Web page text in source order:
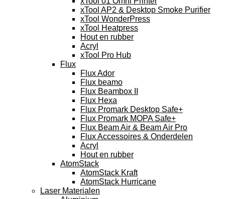
xTool AP2 & Desktop Smoke Purifier
xTool WonderPress
xTool Heatpress
Hout en rubber
Acryl
xTool Pro Hub
Flux
Flux Ador
Flux beamo
Flux Beambox II
Flux Hexa
Flux Promark Desktop Safe+
Flux Promark MOPA Safe+
Flux Beam Air & Beam Air Pro
Flux Accessoires & Onderdelen
Acryl
Hout en rubber
AtomStack
AtomStack Kraft
AtomStack Hurricane
Laser Materialen